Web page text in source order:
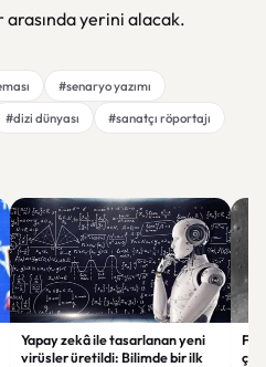
yerini alacak.
#senaryo yazımı
#dizi dünyası #sanatçı röportajı
Yapay zekâ ile tasarlanan yeni
virüsler üretildi: Bilimde bir ilk